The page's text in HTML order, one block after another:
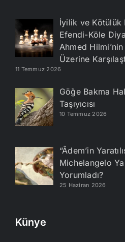
İyilik ve Kötülük
Efendi-Köle
Ahmed
Üzerine
11 Temmuz 2026
Göğe Bakma
Taşıyıcısı
10 Temmuz 2026
“Âdem’in
Michelangelo
Yorumladı?
25 Haziran 2026
Künye